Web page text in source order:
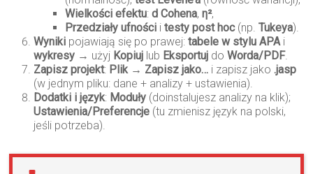
Wielkości efektu:d Cohena,η²,
Przedziały ufności itesty post hoc(np.Tukeya).
Wyniki pojawiają się po prawej:tabele w stylu APAi
wykresy → użyj Kopiuj lub Eksportuj doWorda/PDF.
Zapisz projekt: Plik → Zapisz jako… i zapisz jako.jasp
(w jednym pliku: dane + analizy + ustawienia).
Dodatki i język: Moduły (doinstalujesz analizy na klik);
Ustawienia/Preferencje (tu zmienisz język na polski,
jeśli potrzeba).